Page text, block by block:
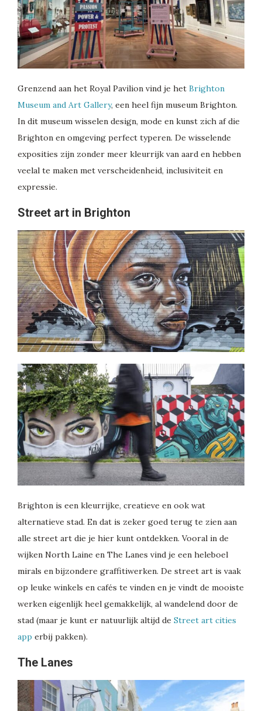
Grenzend aan het Royal Pavilion vind je het Brighton
Museum and Art Gallery, een heel fijn museum Brighton.
In dit museum wisselen design, mode en kunst zich af die
Brighton en omgeving perfect typeren. De wisselende
exposities zijn zonder meer kleurrijk van aard en hebben
veelal te maken met verscheidenheid, inclusiviteit en
expressie.
Street art in Brighton
Brighton is een kleurrijke, creatieve en ook wat
alternatieve stad. En dat is zeker goed terug te zien aan
alle street art die je hier kunt ontdekken. Vooral in de
wijken North Laine en The Lanes vind je een heleboel
mirals en bijzondere graffitiwerken. De street art is vaak
op leuke winkels en cafés te vinden en je vindt de mooiste
werken eigenlijk heel gemakkelijk, al wandelend door de
stad (maar je kunt er natuurlijk altijd de Street art cities
app erbij pakken).
The Lanes